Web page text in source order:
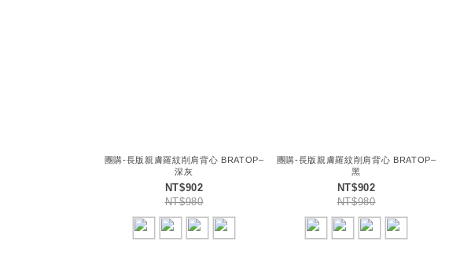
團購-長版親膚羅紋削肩背心 BRATOP–
深灰
NT$902
NT$980
團購-長版親膚羅紋削肩背心 BRATOP–
黑
NT$902
NT$980